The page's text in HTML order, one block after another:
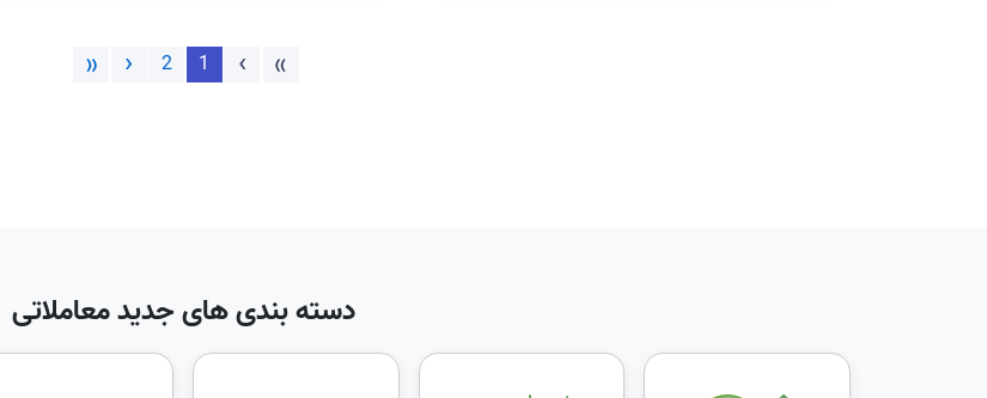
«
‹
1
2
›
»
دسته بندی های جدید معاملاتی